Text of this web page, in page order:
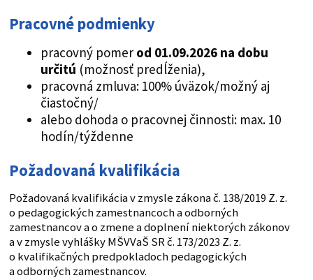
Pracovné podmienky
pracovný pomer od 01.09.2026 na dobu
určitú (možnosť predĺženia),
pracovná zmluva: 100% úväzok/možný aj
čiastočný/
alebo dohoda o pracovnej činnosti: max. 10
hodín/týždenne
Požadovaná kvalifikácia
Požadovaná kvalifikácia v zmysle zákona č. 138/2019 Z. z.
o pedagogických zamestnancoch a odborných
zamestnancov a o zmene a doplnení niektorých zákonov
a v zmysle vyhlášky MŠVVaŠ SR č. 173/2023 Z. z.
o kvalifikačných predpokladoch pedagogických
a odborných zamestnancov.